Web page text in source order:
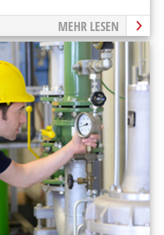
MEHR LESEN